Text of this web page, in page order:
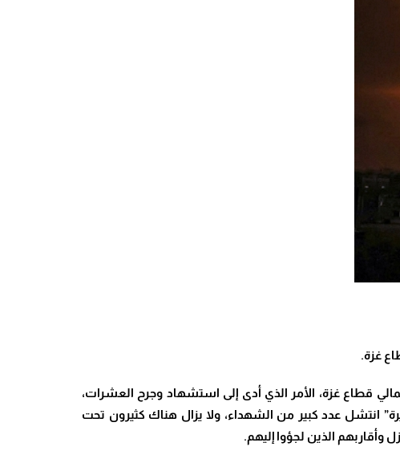
.
قطاع غزة، الأمر الذي أدى إلى استشهاد وجرح العشرات،
6 طوابق، وحسب “الجزيرة” انتشل عدد كبير من الشهداء، ولا يزال هناك كثيرون تحت
.